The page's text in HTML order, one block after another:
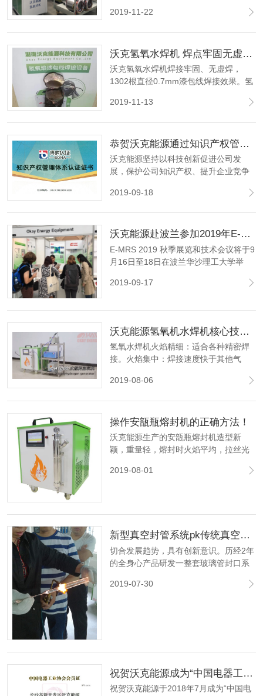
修理厂家正对电机漆包线焊接寻求安全
2019-11-22
沃克氢氧水焊机 焊点牢固无虚焊漏焊 1302根直径0.7mm漆包线焊接效果图
沃克氢氧水焊机焊接牢固、无虚焊，
1302根直径0.7mm漆包线焊接效果。氢
焊碰焊，焊点无虚焊漏焊，确保电机能
2019-11-13
恭贺沃克能源通过知识产权管理体系认证
沃克能源坚持以科技创新促进公司发
展，保护公司知识产权、提升企业竞争
战略，提升公司创新水平为知识产权目
准、客户满意、零缺陷"的高品质产品。
2019-09-18
沃克能源赴波兰参加2019年E-MRS秋季展会
E-MRS 2019 秋季展览和技术会议将于9
月16日至18日在波兰华沙理工大学举
生器、石英真空密封系统和相关实验室
2019-09-17
沃克能源氢氧机水焊机核心技术讲解
氢氧水焊机火焰精细：适合各种精密焊
接。火焰集中：焊接速度快于其他气
性。操作方便：不用任何气瓶，只要水
2019-08-06
操作安瓿瓶熔封机的正确方法！
沃克能源生产的安瓿瓶熔封机造型新
颖，重量轻，熔封时火焰平均，拉丝光
院校、科研单位及药厂为小批量自制安
2019-08-01
新型真空封管系统pk传统真空封管系统的优势 ！
切合发展趋势，具有创新意识。历经2年
的全身心产品研发一整套玻璃管封口系
器设备归属于自动定位封管。
2019-07-30
祝贺沃克能源成为“中国电器工业协会”会员！
祝贺沃克能源于2018年7月成为“中国电